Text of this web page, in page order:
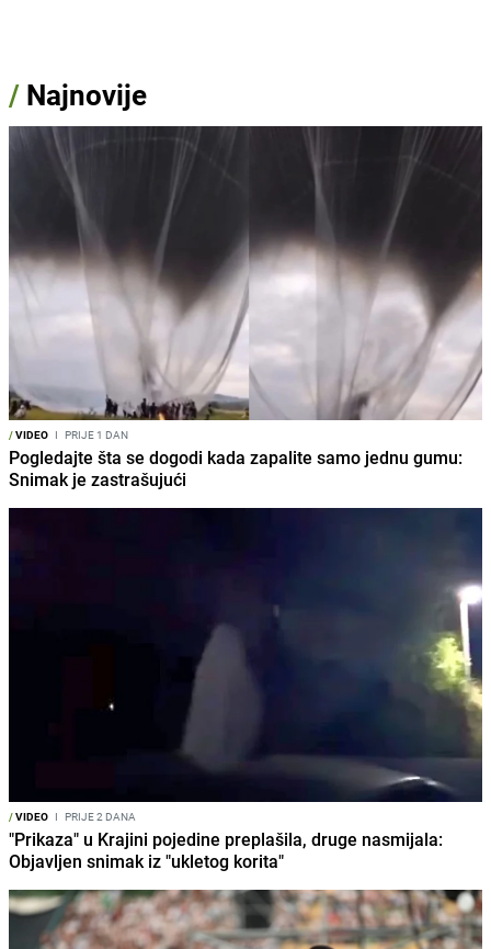
/ Najnovije
/VIDEO I PRIJE 1 DAN
Pogledajte šta se dogodi kada zapalite samo jednu gumu:
Snimak je zastrašujući
/VIDEO I PRIJE 2 DANA
"Prikaza" u Krajini pojedine preplašila, druge nasmijala:
Objavljen snimak iz "ukletog korita"